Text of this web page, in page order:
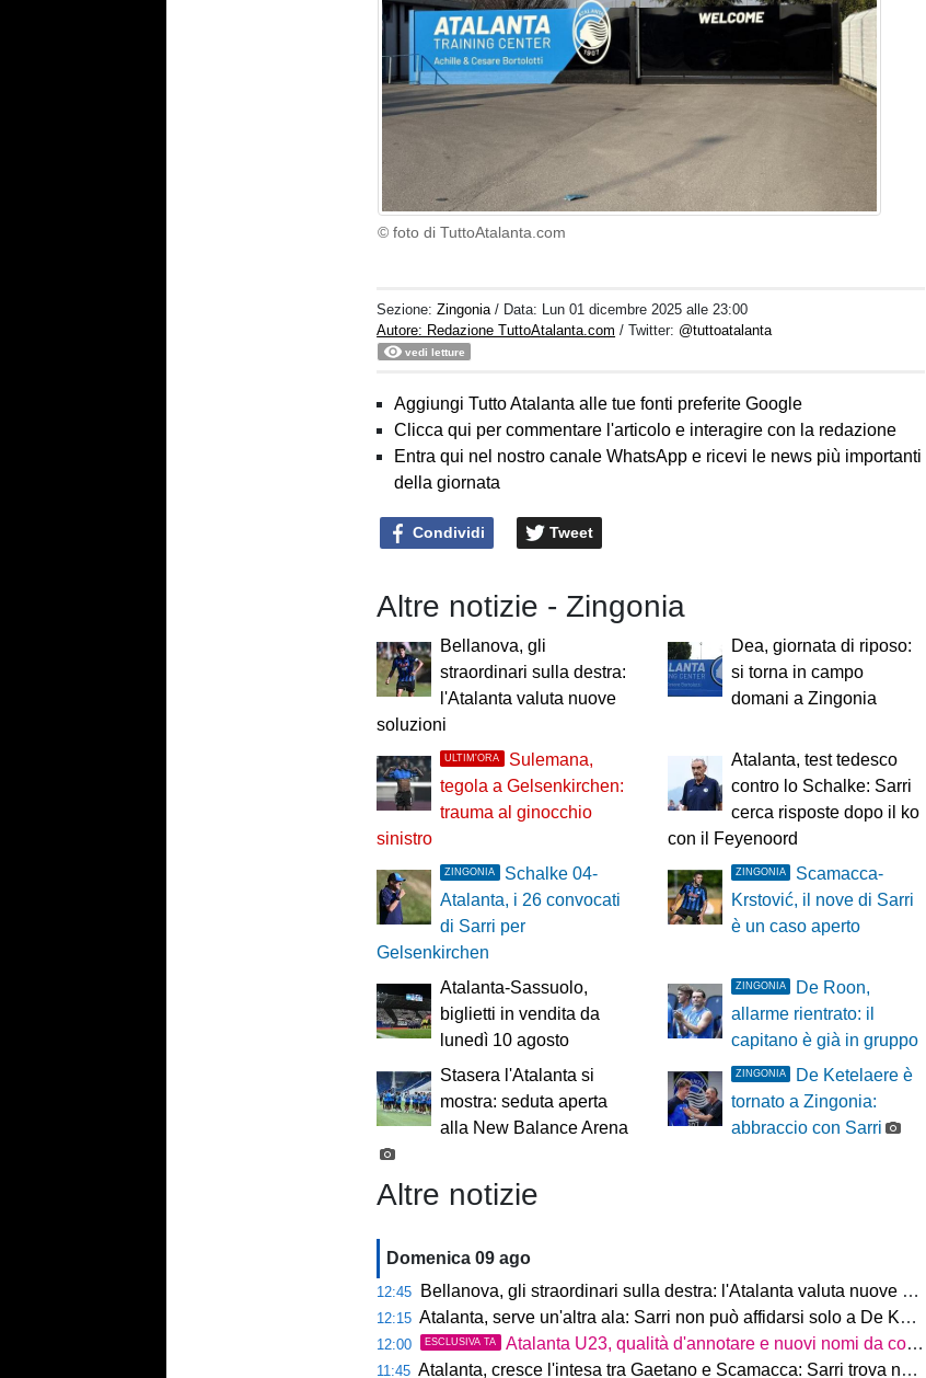
© foto di TuttoAtalanta.com
Sezione:Zingonia / Data: Lun 01 dicembre 2025 alle 23:00
Autore: Redazione TuttoAtalanta.com / Twitter: @tuttoatalanta
vedi letture
Aggiungi Tutto Atalanta alle tue fonti preferite Google
Clicca qui per commentare l'articolo e interagire con la redazione
Entra qui nel nostro canale WhatsApp e ricevi le news più importanti
della giornata
Condividi Tweet
Altre notizie - Zingonia
Bellanova, gli
straordinari sulla destra:
l'Atalanta valuta nuove
soluzioni
Dea, giornata di riposo:
si torna in campo
domani a Zingonia
ULTIM'ORA
Sulemana,
tegola a Gelsenkirchen:
trauma al ginocchio
sinistro
Atalanta, test tedesco
contro lo Schalke: Sarri
cerca risposte dopo il ko
con il Feyenoord
ZINGONIA
Schalke 04-
Atalanta, i 26 convocati
di Sarri per
Gelsenkirchen
ZINGONIA
Scamacca-
Krstović, il nove di Sarri
è un caso aperto
Atalanta-Sassuolo,
biglietti in vendita da
lunedì 10 agosto
ZINGONIA
De Roon,
allarme rientrato: il
capitano è già in gruppo
Stasera l'Atalanta si
mostra: seduta aperta
alla New Balance Arena
ZINGONIA
De Ketelaere è
tornato a Zingonia:
abbraccio con Sarri
Altre notizie
Domenica 09 ago
12:45 Bellanova, gli straordinari sulla destra: l'Atalanta valuta nuove soluzioni
12:15 Atalanta, serve un'altra ala: Sarri non può affidarsi solo a De Ketelaere
12:00 ESCLUSIVA TA Atalanta U23, qualità d'annotare e nuovi nomi da considerare
11:45 Atalanta, cresce l'intesa tra Gaetano e Scamacca: Sarri trova nuove certezze